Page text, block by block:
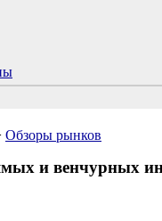
Обзоры рынков
и венчурных